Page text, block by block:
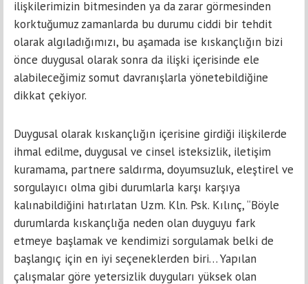
ilişkilerimizin bitmesinden ya da zarar görmesinden
korktuğumuz zamanlarda bu durumu ciddi bir tehdit
olarak algıladığımızı, bu aşamada ise kıskançlığın bizi
önce duygusal olarak sonra da ilişki içerisinde ele
alabileceğimiz somut davranışlarla yönetebildiğine
dikkat çekiyor.
Duygusal olarak kıskançlığın içerisine girdiği ilişkilerde
ihmal edilme, duygusal ve cinsel isteksizlik, iletişim
kuramama, partnere saldırma, doyumsuzluk, eleştirel ve
sorgulayıcı olma gibi durumlarla karşı karşıya
kalınabildiğini hatırlatan Uzm. Kln. Psk. Kılınç, “Böyle
durumlarda kıskançlığa neden olan duyguyu fark
etmeye başlamak ve kendimizi sorgulamak belki de
başlangıç için en iyi seçeneklerden biri… Yapılan
çalışmalar göre yetersizlik duyguları yüksek olan